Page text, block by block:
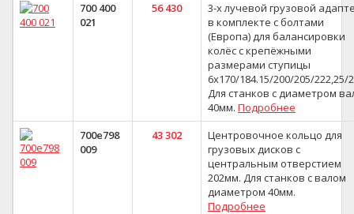
700 400
021
56 430
3-х лучевой грузовой
в комплекте с болтами
(Европа) для балансировки
колёс с крепёжными
размерами ступицы
6х170/184.15/200/205/222,25/
Для станков с диаметром
40мм. Подробнее
700e798
009
43 302
Центровочное кольцо для
грузовых дисков с
центральным отверстием
202мм. Для станков с валом
диаметром 40мм.
Подробнее